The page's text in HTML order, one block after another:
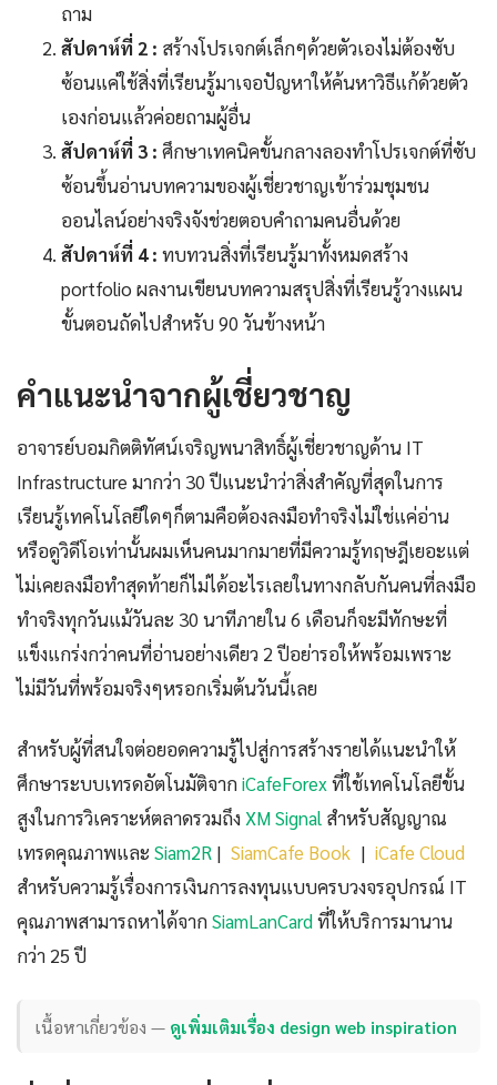
ถาม
สัปดาห์ที่ 2 : สร้างโปรเจกต์เล็กๆด้วยตัวเองไม่ต้องซับ
ซ้อนแค่ใช้สิ่งที่เรียนรู้มาเจอปัญหาให้ค้นหาวิธีแก้ด้วยตัว
เองก่อนแล้วค่อยถามผู้อื่น
สัปดาห์ที่ 3 : ศึกษาเทคนิคขั้นกลางลองทำโปรเจกต์ที่ซับ
ซ้อนขึ้นอ่านบทความของผู้เชี่ยวชาญเข้าร่วมชุมชน
ออนไลน์อย่างจริงจังช่วยตอบคำถามคนอื่นด้วย
สัปดาห์ที่ 4 : ทบทวนสิ่งที่เรียนรู้มาทั้งหมดสร้าง
portfolio ผลงานเขียนบทความสรุปสิ่งที่เรียนรู้วางแผน
ขั้นตอนถัดไปสำหรับ 90 วันข้างหน้า
คำแนะนำจากผู้เชี่ยวชาญ
อาจารย์บอมกิตติทัศน์เจริญพนาสิทธิ์ผู้เชี่ยวชาญด้าน IT
Infrastructure มากว่า 30 ปีแนะนำว่าสิ่งสำคัญที่สุดในการ
เรียนรู้เทคโนโลยีใดๆก็ตามคือต้องลงมือทำจริงไม่ใช่แค่อ่าน
หรือดูวิดีโอเท่านั้นผมเห็นคนมากมายที่มีความรู้ทฤษฎีเยอะแต่
ไม่เคยลงมือทำสุดท้ายก็ไม่ได้อะไรเลยในทางกลับกันคนที่ลงมือ
ทำจริงทุกวันแม้วันละ 30 นาทีภายใน 6 เดือนก็จะมีทักษะที่
แข็งแกร่งกว่าคนที่อ่านอย่างเดียว 2 ปีอย่ารอให้พร้อมเพราะ
ไม่มีวันที่พร้อมจริงๆหรอกเริ่มต้นวันนี้เลย
สำหรับผู้ที่สนใจต่อยอดความรู้ไปสู่การสร้างรายได้แนะนำให้
ศึกษาระบบเทรดอัตโนมัติจากiCafeForex ที่ใช้เทคโนโลยีขั้น
สูงในการวิเคราะห์ตลาดรวมถึง XM Signal สำหรับสัญญาณ
เทรดคุณภาพและ Siam2R | SiamCafe Book | iCafe Cloud
สำหรับความรู้เรื่องการเงินการลงทุนแบบครบวงจรอุปกรณ์ IT
คุณภาพสามารถหาได้จากSiamLanCardที่ให้บริการมานาน
กว่า 25 ปี
เนื้อหาเกี่ยวข้อง — ดูเพิ่มเติมเรื่อง design web inspiration